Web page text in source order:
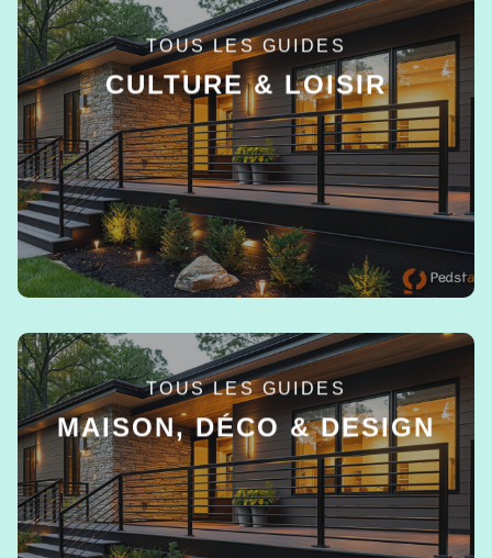
TOUS LES GUIDES
CULTURE & LOISIR
EN SAVOIR +
TOUS LES GUIDES
MAISON, DÉCO & DESIGN
EN SAVOIR +